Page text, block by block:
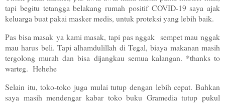
tapi begitu tetangga belakang rumah positif COVID-19 saya ajak
keluarga buat pakai masker medis, untuk proteksi yang lebih baik.
Pas bisa masak ya kami masak, tapi pas nggak sempet mau nggak
mau harus beli. Tapi alhamdulillah di Tegal, biaya makanan masih
tergolong murah dan bisa dijangkau semua kalangan. *thanks to
warteg. Hehehe
Selain itu, toko-toko juga mulai tutup dengan lebih cepat. Bahkan
saya masih mendengar kabar toko buku Gramedia tutup pukul